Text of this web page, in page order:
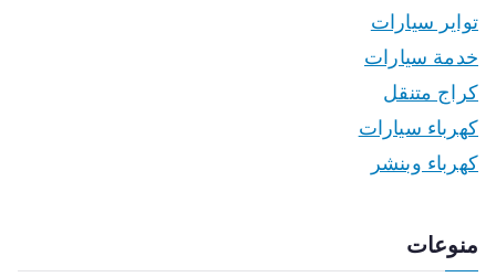
تواير سيارات
خدمة سيارات
كراج متنقل
كهرباء سيارات
كهرباء وبنشر
منوعات